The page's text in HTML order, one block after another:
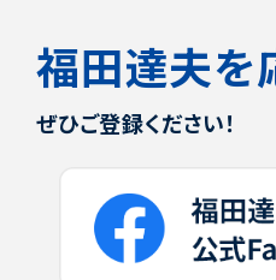
福田達夫を
ぜひご登録ください！